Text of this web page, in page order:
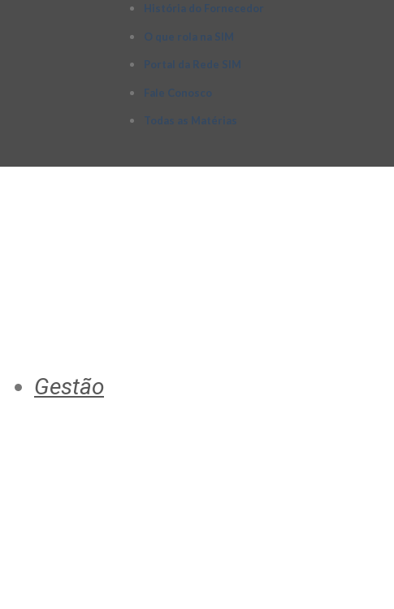
História do Fornecedor
O que rola na SIM
Portal da Rede SIM
Fale Conosco
Todas as Matérias
Gestão